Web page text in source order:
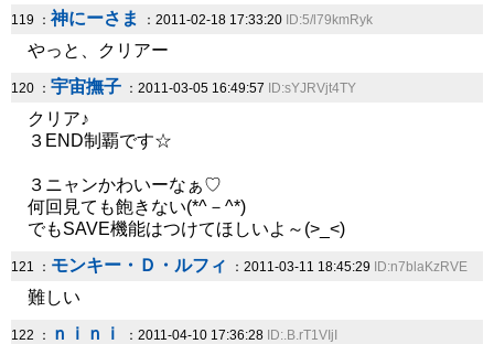
119 ： 神にーさま ：2011-02-18 17:33:20 ID:5/l79kmRyk
やっと、クリアー
120 ： 宇宙撫子 ：2011-03-05 16:49:57 ID:sYJRVjt4TY
クリア♪
３END制覇です☆
３ニャンかわいーなぁ♡
何回見ても飽きない(*^－^*)
でもSAVE機能はつけてほしいよ～(>_<)
121 ： モンキー・Ｄ・ルフィ ：2011-03-11 18:45:29 ID:n7blaKzRVE
難しい
122 ： ｎｉｎｉ ：2011-04-10 17:36:28 ID:.B.rT1VIjI